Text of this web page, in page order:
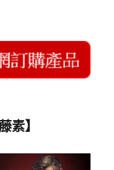
素】